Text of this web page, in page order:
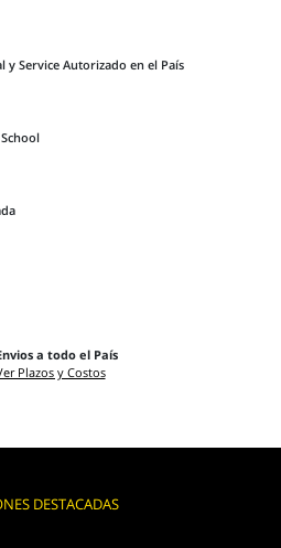
y Service Autorizado en el País
a todo el País
Plazos y Costos
DESTACADAS